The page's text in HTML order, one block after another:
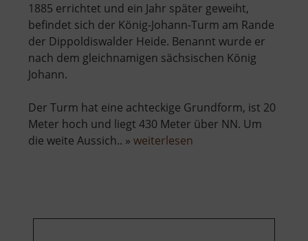
1885 errichtet und ein Jahr später geweiht,
befindet sich der König-Johann-Turm am Rande
der Dippoldiswalder Heide. Benannt wurde er
nach dem gleichnamigen sächsischen König
Johann.
Der Turm hat eine achteckige Grundform, ist 20
Meter hoch und liegt 430 Meter über NN. Um
die weite Aussich.. » weiterlesen